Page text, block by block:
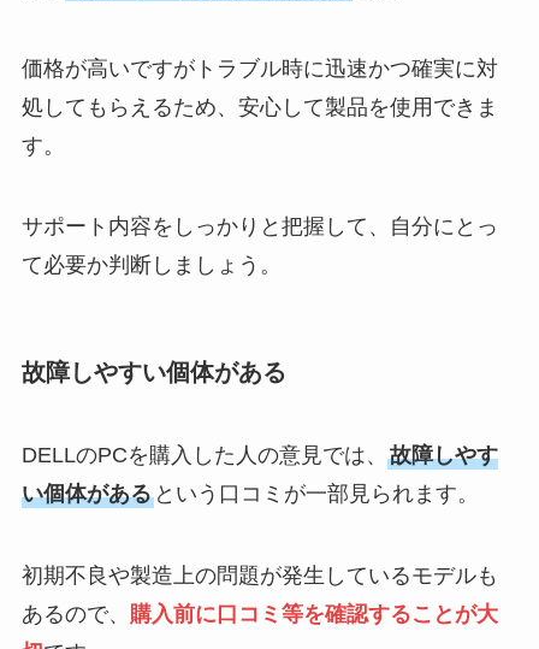
価格が高いですがトラブル時に迅速かつ確実に対
処してもらえるため、安心して製品を使用できま
す。
サポート内容をしっかりと把握して、自分にとっ
て必要か判断しましょう。
故障しやすい個体がある
DELLのPCを購入した人の意見では、 故障しやす
い個体があるという口コミが一部見られます。
初期不良や製造上の問題が発生しているモデルも
あるので、 購入前に口コミ等を確認することが大